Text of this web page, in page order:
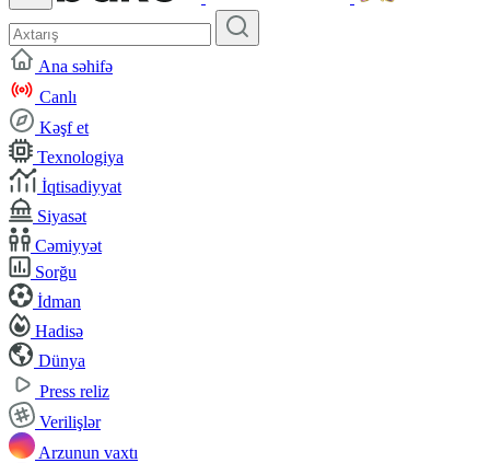
Ana səhifə
Canlı
Kəşf et
Texnologiya
İqtisadiyyat
Siyasət
Cəmiyyət
Sorğu
İdman
Hadisə
Dünya
Press reliz
Verilişlər
Arzunun vaxtı